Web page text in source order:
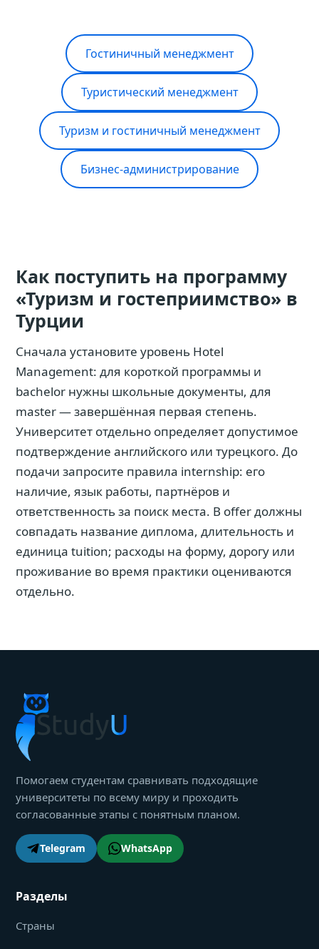
Гостиничный менеджмент
Туристический менеджмент
Туризм и гостиничный менеджмент
Бизнес-администрирование
Как поступить на программу
«Туризм и гостеприимство» в
Турции
Сначала установите уровень Hotel
Management: для короткой программы и
bachelor нужны школьные документы, для
master — завершённая первая степень.
Университет отдельно определяет допустимое
подтверждение английского или турецкого. До
подачи запросите правила internship: его
наличие, язык работы, партнёров и
ответственность за поиск места. В offer должны
совпадать название диплома, длительность и
единица tuition; расходы на форму, дорогу или
проживание во время практики оцениваются
отдельно.
Помогаем студентам сравнивать подходящие
университеты по всему миру и проходить
согласованные этапы с понятным планом.
Telegram WhatsApp
Разделы
Страны